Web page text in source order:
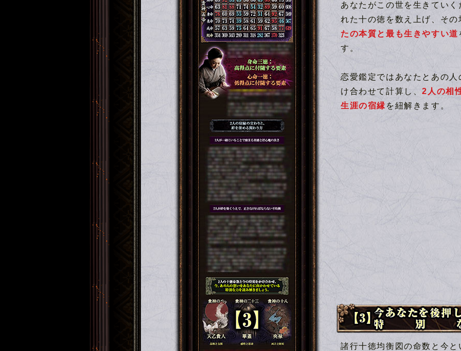
あなたがこの世を生きてい
れた十の徳を数え上げ、その
たの本質と最も生きやすい道
す。
恋愛鑑定ではあなたとあの人
け合わせて計算し、2人の相
生涯の宿縁 を紐解きます。
【3】今あなたを後押ししている
諸行十徳均衡図の命数と今と